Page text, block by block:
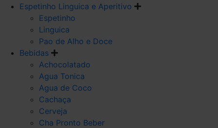
Espetinho Linguica e Aperitivo
Espetinho
Linguica
Pao de Alho e Doce
Bebidas
Achocolatado
Agua Tonica
Agua de Coco
Cachaça
Cerveja
Cha Pronto Beber